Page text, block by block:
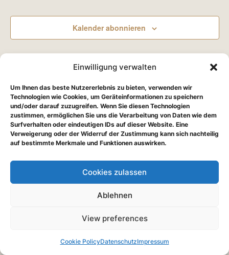
Einwilligung verwalten
Um Ihnen das beste Nutzererlebnis zu bieten, verwenden wir
Technologien wie Cookies, um Geräteinformationen zu speichern
und/oder darauf zuzugreifen. Wenn Sie diesen Technologien
zustimmen, ermöglichen Sie uns die Verarbeitung von Daten wie dem
Surfverhalten oder eindeutigen IDs auf dieser Website. Eine
Verweigerung oder der Widerruf der Zustimmung kann sich nachteilig
auf bestimmte Merkmale und Funktionen auswirken.
Cookies zulassen
Ablehnen
View preferences
Cookie PolicyDatenschutzImpressum
Kalender abonnieren